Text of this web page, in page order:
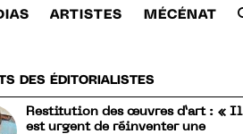
ARTISTES MÉCÉNAT
DES ÉDITORIALISTES
Restitution des œuvres d’art : « Il
est urgent de réinventer une